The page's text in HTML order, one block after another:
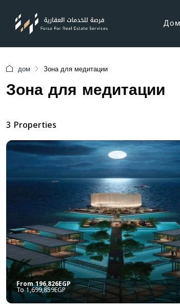
Дом
дом Зона для медитации
Зона для медитации
3 Properties
From196,826EGP
1,699,859EGP